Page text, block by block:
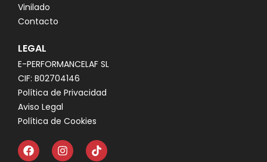
Vinilado
Contacto
LEGAL
E-PERFORMANCELAF SL
CIF: B02704146
Política de Privacidad
Aviso Legal
Política de Cookies